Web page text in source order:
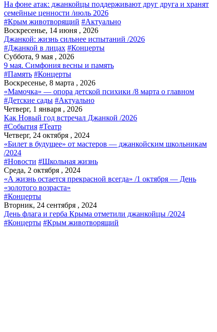
На фоне атак: джанкойцы поддерживают друг друга и хранят
семейные ценности /июль 2026
#Крым животворящий #Актуально
Воскресенье, 14 июня , 2026
Джанкой: жизнь сильнее испытаний /2026
#Джанкой в лицах #Концерты
Суббота, 9 мая , 2026
9 мая. Симфония весны и память
#Память #Концерты
Воскресенье, 8 марта , 2026
«Мамочка» — опора детской психики /8 марта о главном
#Детские сады #Актуально
Четверг, 1 января , 2026
Как Новый год встречал Джанкой /2026
#События #Театр
Четверг, 24 октября , 2024
«Билет в будущее» от мастеров — джанкойским школьникам
/2024
#Новости #Школьная жизнь
Среда, 2 октября , 2024
«А жизнь остается прекрасной всегда» /1 октября — День
«золотого возраста»
#Концерты
Вторник, 24 сентября , 2024
День флага и герба Крыма отметили джанкойцы /2024
#Концерты #Крым животворящий